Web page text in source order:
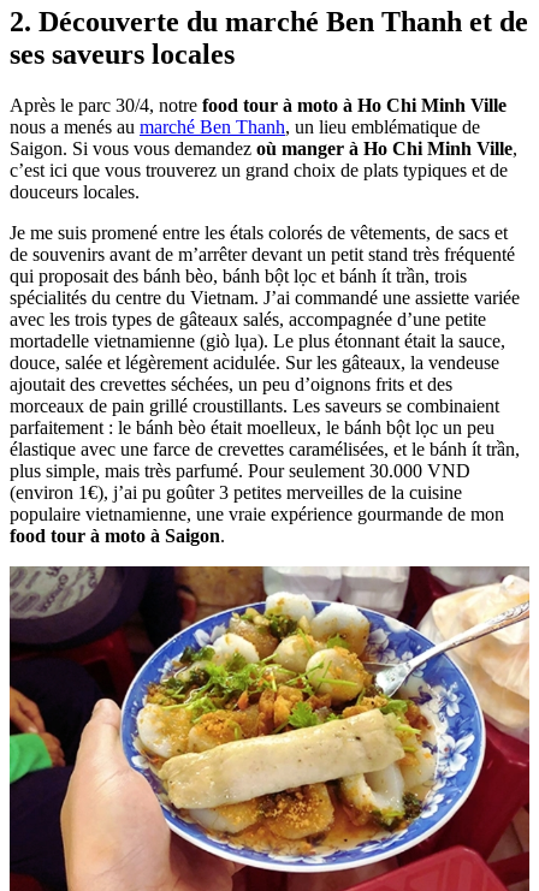
2. Découverte du marché Ben Thanh et de
ses saveurs locales
Après le parc 30/4, notre food tour à moto à Ho Chi Minh Ville
nous a menés au marché Ben Thanh, un lieu emblématique de
Saigon. Si vous vous demandez où manger à Ho Chi Minh Ville,
c’est ici que vous trouverez un grand choix de plats typiques et de
douceurs locales.
Je me suis promené entre les étals colorés de vêtements, de sacs et
de souvenirs avant de m’arrêter devant un petit stand très fréquenté
qui proposait des bánh bèo, bánh bột lọc et bánh ít trần, trois
spécialités du centre du Vietnam. J’ai commandé une assiette variée
avec les trois types de gâteaux salés, accompagnée d’une petite
mortadelle vietnamienne (giò lụa). Le plus étonnant était la sauce,
douce, salée et légèrement acidulée. Sur les gâteaux, la vendeuse
ajoutait des crevettes séchées, un peu d’oignons frits et des
morceaux de pain grillé croustillants. Les saveurs se combinaient
parfaitement : le bánh bèo était moelleux, le bánh bột lọc un peu
élastique avec une farce de crevettes caramélisées, et le bánh ít trần,
plus simple, mais très parfumé. Pour seulement 30.000 VND
(environ 1€), j’ai pu goûter 3 petites merveilles de la cuisine
populaire vietnamienne, une vraie expérience gourmande de mon
food tour à moto à Saigon.